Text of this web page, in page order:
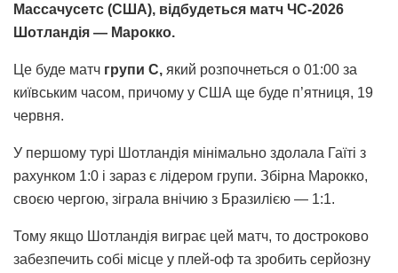
Массачусетс (США), відбудеться матч ЧС-2026
Шотландія — Марокко.
Це буде матч групи C, який розпочнеться о 01:00 за
київським часом, причому у США ще буде п’ятниця, 19
червня.
У першому турі Шотландія мінімально здолала Гаїті з
рахунком 1:0 і зараз є лідером групи. Збірна Марокко,
своєю чергою, зіграла внічию з Бразилією — 1:1.
Тому якщо Шотландія виграє цей матч, то достроково
забезпечить собі місце у плей-оф та зробить серйозну